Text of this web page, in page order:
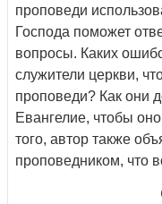
проповеди
Господа поможет
вопросы. Каких
служители церкви,
проповеди? Как они
Евангелие, чтобы
того, автор также
проповедником, что